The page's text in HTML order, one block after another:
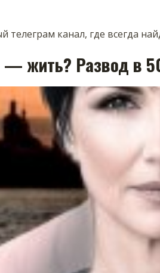
телеграм канал, где всегда
— жить? Развод в